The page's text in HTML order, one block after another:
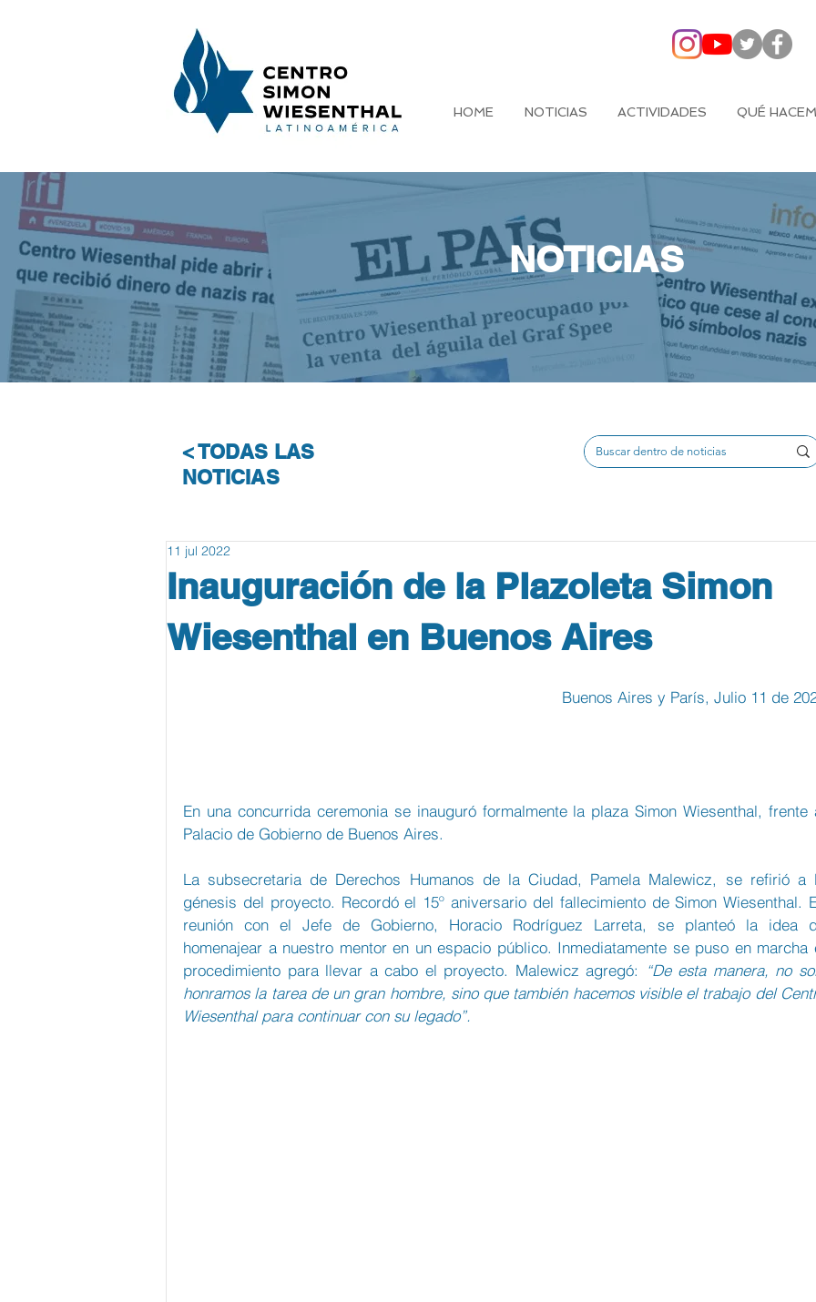
HOME NOTICIAS ACTIVIDADES QUÉ
NOTICIAS
< TODAS LAS
NOTICIAS
Inauguración de la Plazoleta Simon
Wiesenthal en Buenos Aires
11 jul 2022
Buenos Aires y París, Julio 11 de
En una concurrida ceremonia se inauguró formalmente la plaza Simon Wiesenthal, frente
Palacio de Gobierno de Buenos Aires.
La subsecretaria de Derechos Humanos de la Ciudad, Pamela Malewicz, se refirió a
génesis del proyecto. Recordó el 15º aniversario del fallecimiento de Simon Wiesenthal.
reunión con el Jefe de Gobierno, Horacio Rodríguez Larreta, se planteó la idea
homenajear a nuestro mentor en un espacio público. Inmediatamente se puso en marcha
procedimiento para llevar a cabo el proyecto. Malewicz agregó:
“De esta manera, no
honramos la tarea de un gran hombre, sino que también hacemos visible el trabajo del
Wiesenthal para continuar con su legado”.